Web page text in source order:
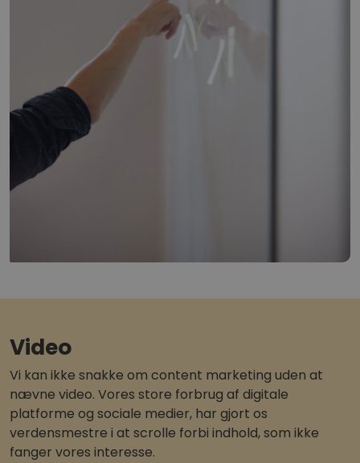
Video
Vi kan ikke snakke om content marketing uden at
nævne video. Vores store forbrug af digitale
platforme og sociale medier, har gjort os
verdensmestre i at scrolle forbi indhold, som ikke
fanger vores interesse.